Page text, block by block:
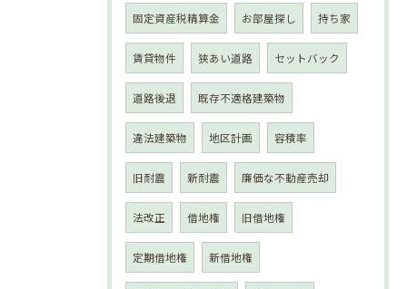
固定資産税精算金 お部屋探し 持ち家
賃貸物件 狭あい道路 セットバック
道路後退 既存不適格建築物
違法建築物 地区計画 容積率
旧耐震 新耐震 廉価な不動産売却
法改正 借地権 旧借地権
定期借地権 新借地権